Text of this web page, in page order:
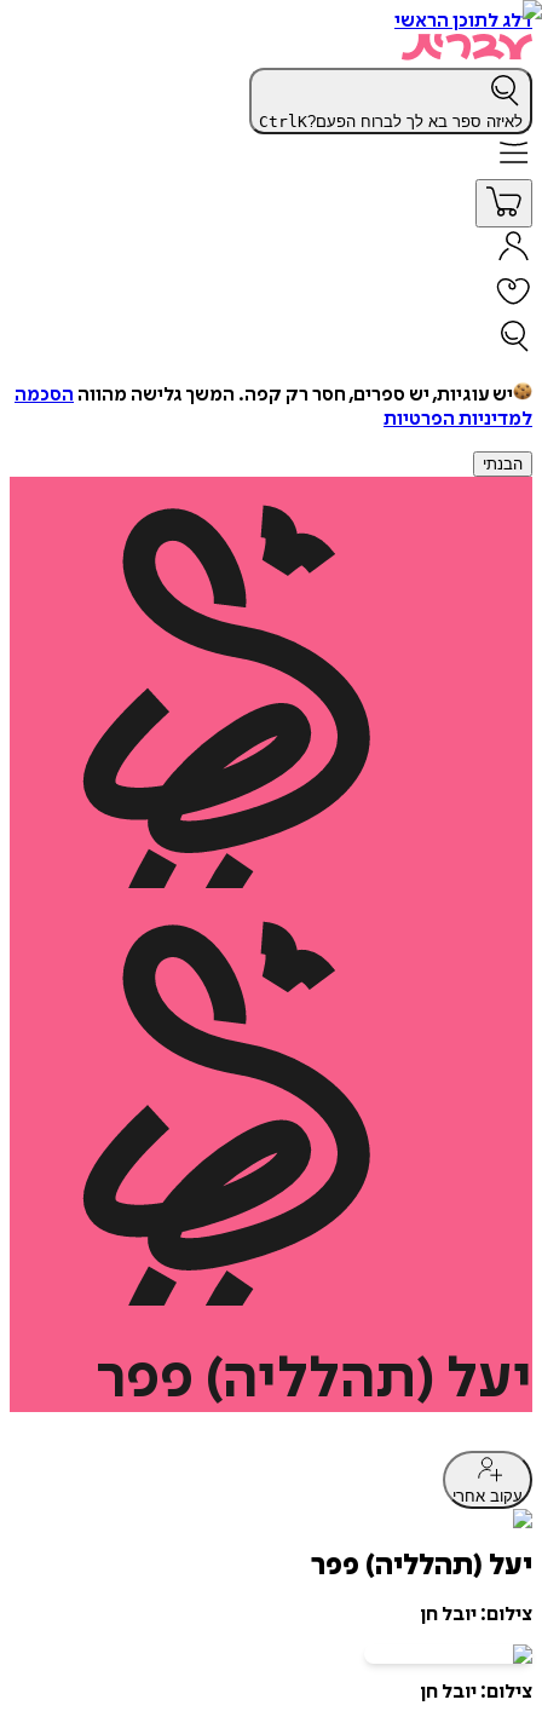
דלג לתוכן הראשי
לאיזה ספר בא לך לברוח הפעם? CtrlK
יש עוגיות, יש ספרים, חסר רק קפה. המשך גלישה מהווה הסכמה
למדיניות הפרטיות
הבנתי
יעל (תהלליה) פפר
עקוב אחרי
יעל (תהלליה) פפר
צילום: יובל חן
צילום: יובל חן